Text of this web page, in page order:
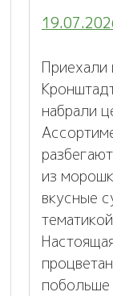
Приехали
набрали
из
вкусные